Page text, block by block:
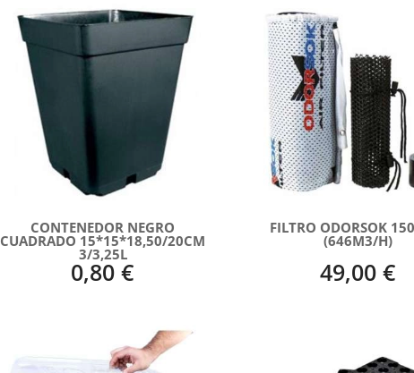
CONTENEDOR NEGRO
CUADRADO 15*15*18,50/20CM
3/3,25L
0,80 €
FILTRO ODORSOK
(646M3/H)
49,00 €